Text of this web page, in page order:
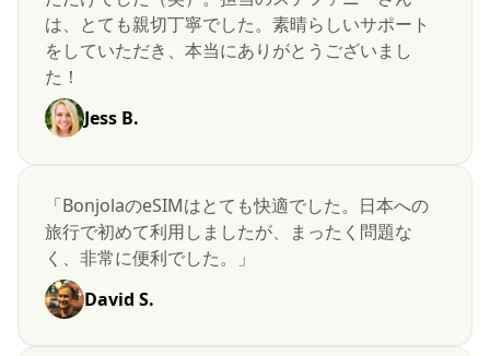
は、とても親切丁寧でした。素晴らしいサポート
をしていただき、本当にありがとうございまし
た！
Jess B.
「BonjolaのeSIMはとても快適でした。日本への
旅行で初めて利用しましたが、まったく問題な
く、非常に便利でした。」
David S.